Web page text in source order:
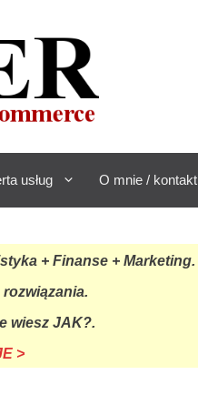
usług O mnie / kontakt
+ Finanse + Marketing.
wiesz JAK?.
>